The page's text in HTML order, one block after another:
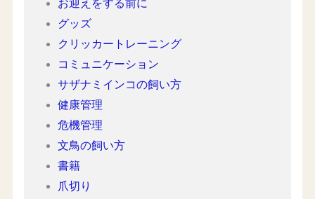
お迎えをする前に
グッズ
クリッカートレーニング
コミュニケーション
サザナミインコの飼い方
健康管理
危機管理
文鳥の飼い方
書籍
爪切り